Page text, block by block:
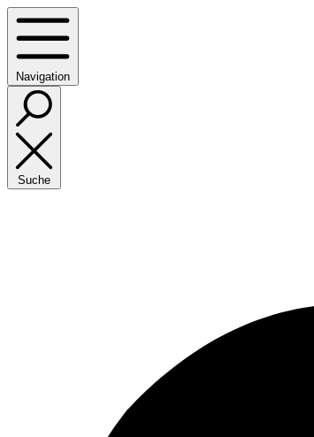
Navigation
Suche